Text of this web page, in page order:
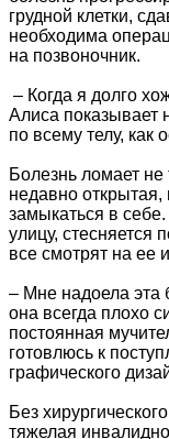
грудной клетки,
необходима
на позвоночник.
– Когда я долго
Алиса показывает
по всему телу, как
Болезнь ломает
недавно открытая,
замыкаться в
улицу, стесняется
все смотрят на ее
– Мне надоела эта
она всегда плохо
постоянная
готовлюсь к
графического
Без
тяжелая